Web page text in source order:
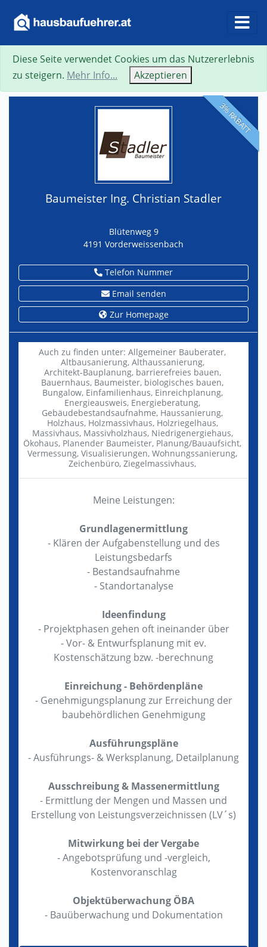
Suche Neue Suche Zurück
3% RABATT
Baumeister Ing. Christian Stadler
Blütenweg 9
4191 Vorderweissenbach
Telefon Nummer
Email senden
Zur Homepage
Auch zu finden unter: Allgemeiner Bauberater,
Altbausanierung, Althaussanierung,
Architekt-Bauplanung, barrierefreies bauen,
Bauernhaus, Baumeister, biologisches bauen,
Bungalow, Einfamilienhaus, Einreichplanung,
Energieausweis, Energieberatung,
Gebäudebestandsaufnahme, Haussanierung,
Holzhaus, Holzmassivhaus, Holzriegelhaus,
Massivhaus, Massivholzhaus, Niedrigenergiehaus,
Ökohaus, Planender Baumeister, Planung/Bauaufsicht,
Vermessung, Visualisierungen, Wohnungssanierung,
Zeichenbüro, Ziegelmassivhaus,
Meine Leistungen:
Grundlagenermittlung
- Klären der Aufgabenstellung und des
Leistungsbedarfs
- Bestandsaufnahme
- Standortanalyse
Ideenfindung
- Projektphasen gehen oft ineinander über
- Vor- & Entwurfsplanung mit ev.
Kostenschätzung bzw. -berechnung
Einreichung - Behördenpläne
- Genehmigungsplanung zur Erreichung der
baubehördlichen Genehmigung
Ausführungspläne
- Ausführungs- & Werksplanung, Detailplanung
Ausschreibung & Massenermittlung
- Ermittlung der Mengen und Massen und
Erstellung von Leistungsverzeichnissen (LV´s)
Mitwirkung bei der Vergabe
- Angebotsprüfung und -vergleich,
Kostenvoranschlag
Objektüberwachung ÖBA
- Bauüberwachung und Dokumentation
Diese Seite verwendet Cookies um das Nutzererlebnis
zu steigern. Mehr Info... Akzeptieren